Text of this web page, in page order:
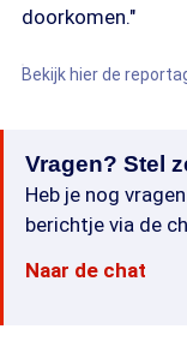
doorkomen."
Bekijk hier de
Vragen? Stel
Heb je nog
berichtje via de
Naar de chat